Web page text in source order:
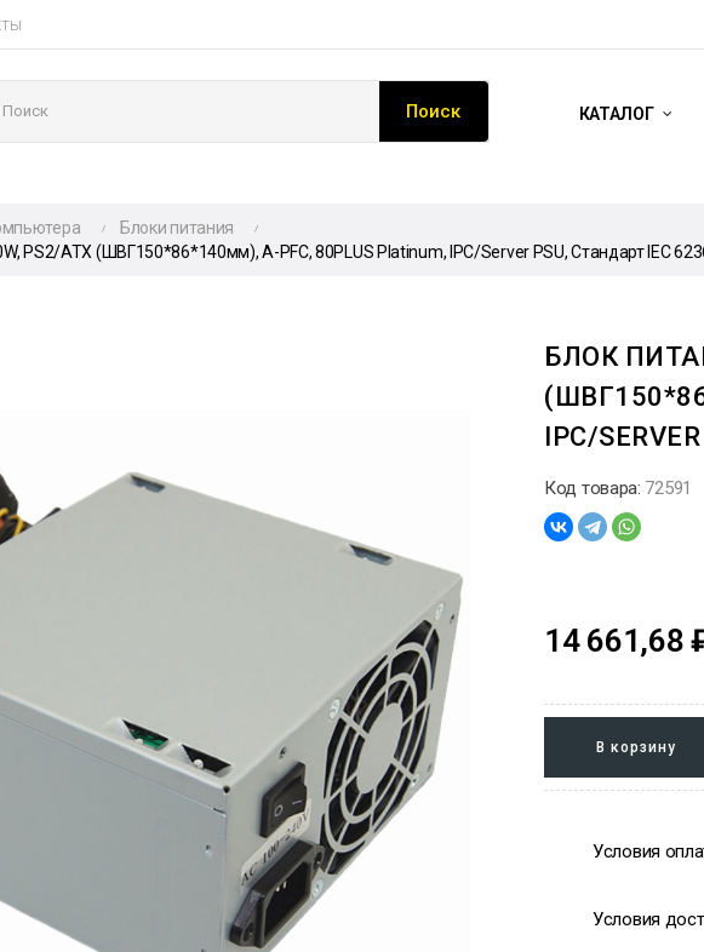
Поиск КАТАЛОГ
Блоки питания
PS2/ATX (ШВГ150*86*140мм), A-PFC, 80PLUS Platinum, IPC/Server PSU, Стандарт IEC
БЛОК
IPC/
Код товара: 72591
14 661,68
В корзину
Условия
Условия